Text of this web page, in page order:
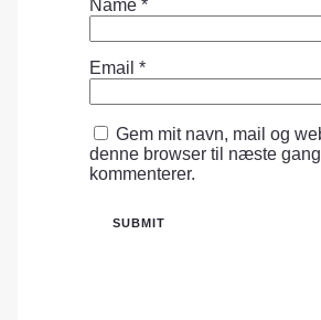
Name *
Email *
Gem mit navn, mail og
denne browser til næste
kommenterer.